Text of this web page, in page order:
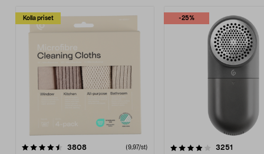
Kolla priset
3808recensioner (9,97/st)
-25%
4.0av 5 stjärnor 3251
4.5av 5 stjärnor